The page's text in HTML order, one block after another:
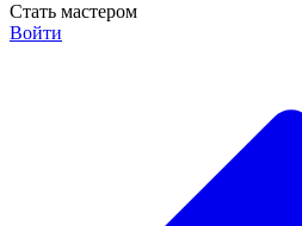
Стать мастером
Войти